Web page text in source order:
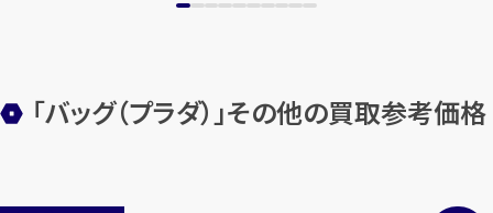
「バッグ（プラダ）」その他の買取参考価格